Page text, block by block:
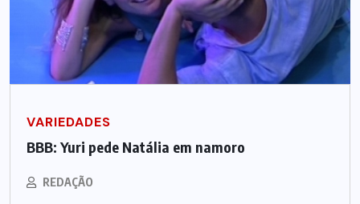
VARIEDADES
BBB: Yuri pede Natália em namoro
REDAÇÃO